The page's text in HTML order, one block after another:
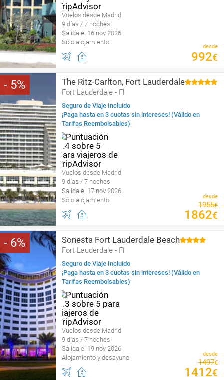
Vuelos desde Madrid
9 días / 7 noches
Salida el 16 nov 2026
Sólo alojamiento
desde
992€
5 The Ritz-Carlton, Fort Lauderdale
Fort Lauderdale - Fl
Seguro de Viaje Incluido
¡Paga hasta en 3 cuotas sin intereses! (Válido en
Tarifas Reembolsables)
Vuelos desde Madrid
9 días / 7 noches
Salida el 17 nov 2026
Sólo alojamiento
desde
1955€
1862€
6 Sonesta Fort Lauderdale Beach
Fort Lauderdale - Fl
Seguro de Viaje Incluido
¡Paga hasta en 3 cuotas sin intereses! (Válido en
Tarifas Reembolsables)
Vuelos desde Madrid
9 días / 7 noches
Salida el 19 nov 2026
Alojamiento y desayuno
desde
1497€
1412€